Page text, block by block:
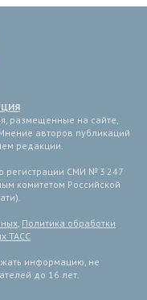
размещенные на сайте,
авторов публикаций
редакции.
регистрации СМИ № 3 247
комитетом Российской
, Политика обработки
ТАСС
информацию, не
до 16 лет.